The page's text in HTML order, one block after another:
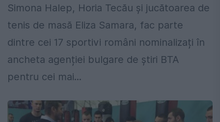
Simona Halep, Horia Tecău și jucătoarea de
tenis de masă Eliza Samara, fac parte
dintre cei 17 sportivi români nominalizați în
ancheta agenției bulgare de știri BTA
pentru cei mai...